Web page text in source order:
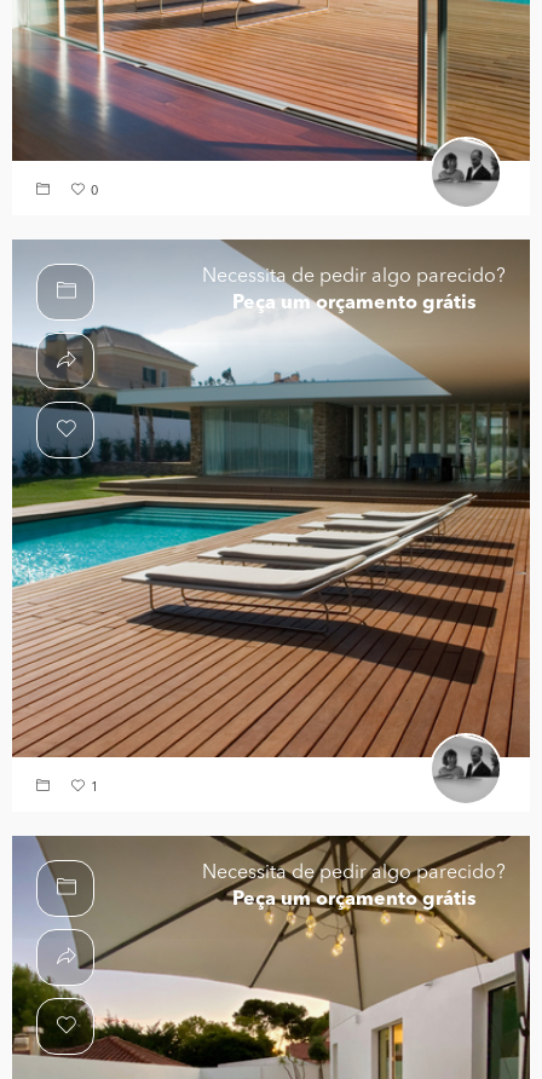
0
Necessita de pedir algo parecido?
Peça um orçamento grátis
1
Necessita de pedir algo parecido?
Peça um orçamento grátis